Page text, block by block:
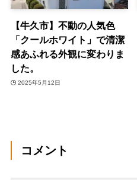
【牛久市】不動の人気色
「クールホワイト」で清潔
感あふれる外観に変わりま
した。
2025年5月12日
コメント